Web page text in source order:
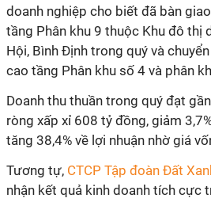
doanh nghiệp cho biết đã bàn
tầng Phân khu 9 thuộc Khu đô thị
Hội, Bình Định trong quý và
cao tầng Phân khu số 4 và phân
Doanh thu thuần trong quý đạt
ròng xấp xỉ 608 tỷ đồng, giảm
tăng 38,4% về lợi nhuận nhờ giá
Tương tự, CTCP Tập đoàn Đất
nhận kết quả kinh doanh tích cực